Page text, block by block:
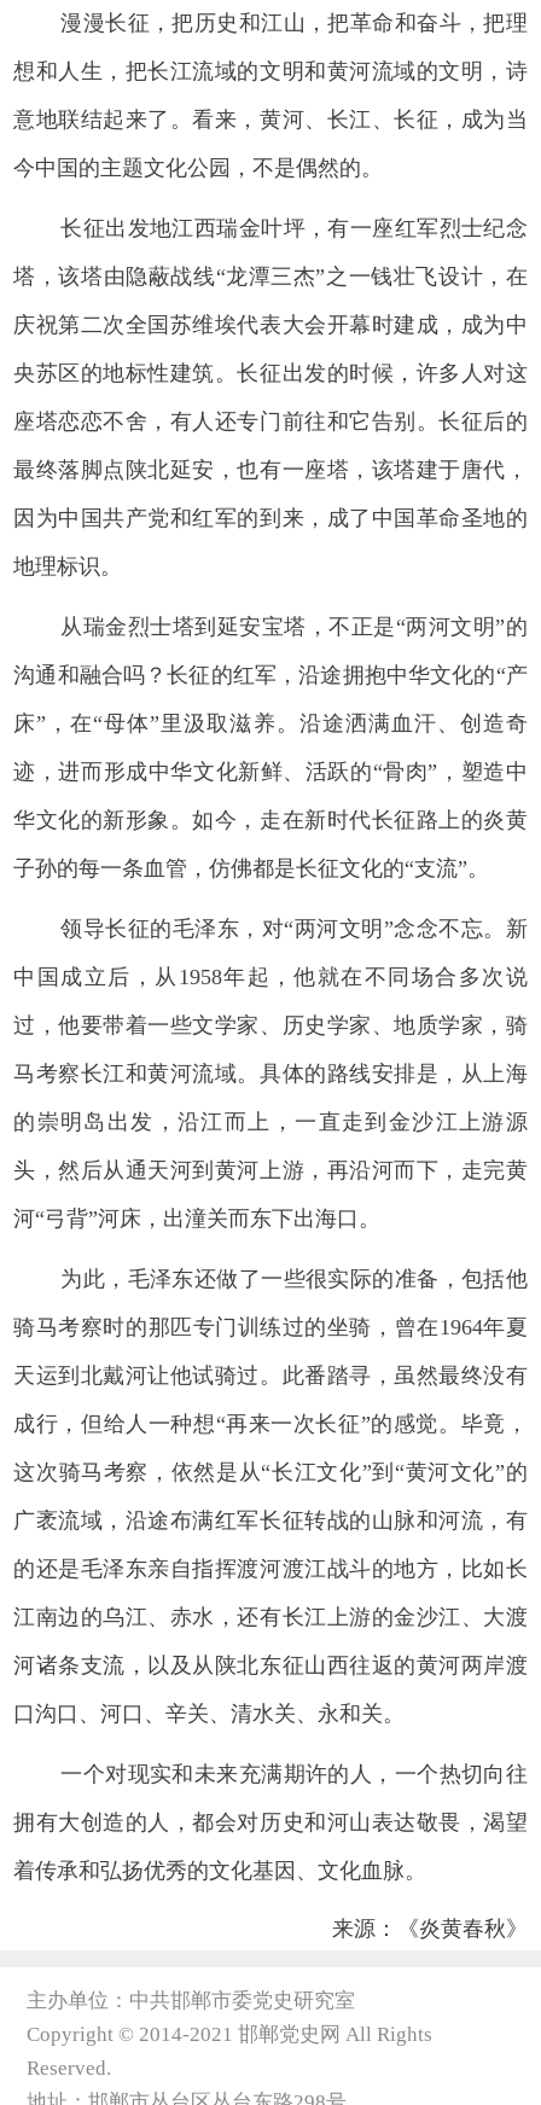
漫漫长征，把历史和江山，把革命和奋斗，把理
想和人生，把长江流域的文明和黄河流域的文明，诗
意地联结起来了。看来，黄河、长江、长征，成为当
今中国的主题文化公园，不是偶然的。
长征出发地江西瑞金叶坪，有一座红军烈士纪念
塔，该塔由隐蔽战线“龙潭三杰”之一钱壮飞设计，在
庆祝第二次全国苏维埃代表大会开幕时建成，成为中
央苏区的地标性建筑。长征出发的时候，许多人对这
座塔恋恋不舍，有人还专门前往和它告别。长征后的
最终落脚点陕北延安，也有一座塔，该塔建于唐代，
因为中国共产党和红军的到来，成了中国革命圣地的
地理标识。
从瑞金烈士塔到延安宝塔，不正是“两河文明”的
沟通和融合吗？长征的红军，沿途拥抱中华文化的“产
床”，在“母体”里汲取滋养。沿途洒满血汗、创造奇
迹，进而形成中华文化新鲜、活跃的“骨肉”，塑造中
华文化的新形象。如今，走在新时代长征路上的炎黄
子孙的每一条血管，仿佛都是长征文化的“支流”。
领导长征的毛泽东，对“两河文明”念念不忘。新
中国成立后，从1958年起，他就在不同场合多次说
过，他要带着一些文学家、历史学家、地质学家，骑
马考察长江和黄河流域。具体的路线安排是，从上海
的崇明岛出发，沿江而上，一直走到金沙江上游源
头，然后从通天河到黄河上游，再沿河而下，走完黄
河“弓背”河床，出潼关而东下出海口。
为此，毛泽东还做了一些很实际的准备，包括他
骑马考察时的那匹专门训练过的坐骑，曾在1964年夏
天运到北戴河让他试骑过。此番踏寻，虽然最终没有
成行，但给人一种想“再来一次长征”的感觉。毕竟，
这次骑马考察，依然是从“长江文化”到“黄河文化”的
广袤流域，沿途布满红军长征转战的山脉和河流，有
的还是毛泽东亲自指挥渡河渡江战斗的地方，比如长
江南边的乌江、赤水，还有长江上游的金沙江、大渡
河诸条支流，以及从陕北东征山西往返的黄河两岸渡
口沟口、河口、辛关、清水关、永和关。
一个对现实和未来充满期许的人，一个热切向往
拥有大创造的人，都会对历史和河山表达敬畏，渴望
着传承和弘扬优秀的文化基因、文化血脉。
来源：《炎黄春秋》
主办单位：中共邯郸市委党史研究室
Copyright © 2014-2021 邯郸党史网 All Rights
Reserved.